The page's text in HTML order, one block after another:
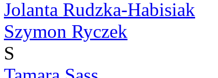
Jolanta Rudzka-Habisiak
Szymon Ryczek
S